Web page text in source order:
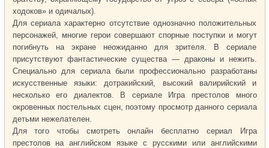
ходоков» и одичалых).
Для сериала характерно отсутствие однозначно положительных
персонажей, многие герои совершают спорные поступки и могут
погибнуть на экране неожиданно для зрителя. В сериале
присутствуют фантастические существа — драконы и нежить.
Специально для сериала были профессионально разработаны
искусственные языки: дотракийский, высокий валирийский и
несколько его диалектов. В сериале Игра престолов много
окровенных постельных сцен, поэтому просмотр данного сериала
детьми нежелателен.
Для того чтобы смотреть онлайн бесплатно сериал Игра
престолов на английском языке с русскими или английскими